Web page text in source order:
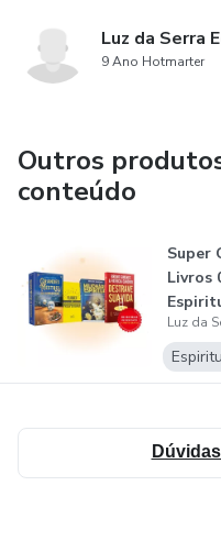
Luz da Serra
9 Ano Hotmarter
Outros
conteúdo
Super
Livros
Luz da